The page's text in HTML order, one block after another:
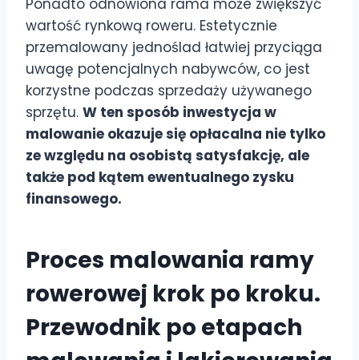
Ponadto odnowiona rama może zwiększyć
wartość rynkową roweru. Estetycznie
przemalowany jednoślad łatwiej przyciąga
uwagę potencjalnych nabywców, co jest
korzystne podczas sprzedaży używanego
sprzętu. W ten sposób inwestycja w
malowanie okazuje się opłacalna nie tylko
ze względu na osobistą satysfakcję, ale
także pod kątem ewentualnego zysku
finansowego.
Proces malowania ramy
rowerowej krok po kroku.
Przewodnik po etapach